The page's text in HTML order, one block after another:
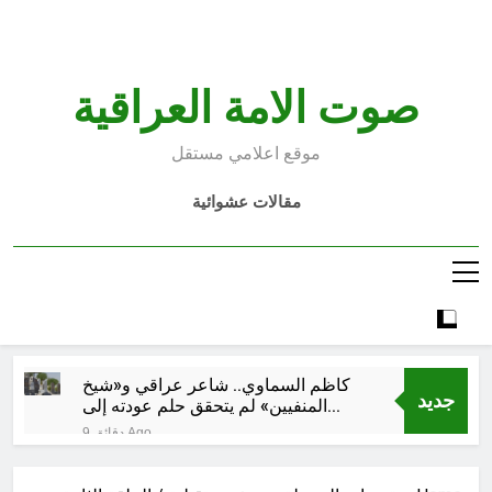
صوت الامة العراقية
موقع اعلامي مستقل
مقالات عشوائية
جديد
كاظم السماوي.. شاعر عراقي و«شيخ
المنفيين» لم يتحقق حلم عودته إلى
الوطن إلا بعد وفاته
9 دقائق Ago